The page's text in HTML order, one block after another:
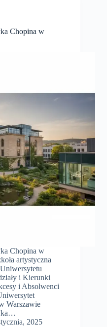
Chopina w
Chopina w
artystyczna
i Kierunki
i Absolwenci
Warszawie
2025